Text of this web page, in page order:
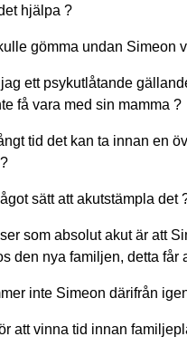
hjälpa ?
gömma undan Simeon
ett psykutlåtande
få vara med sin mamma ?
tid det kan ta innan en
sätt att akutstämpla det
som absolut akut är att
den nya familjen, detta får
inte Simeon därifrån
att vinna tid innan